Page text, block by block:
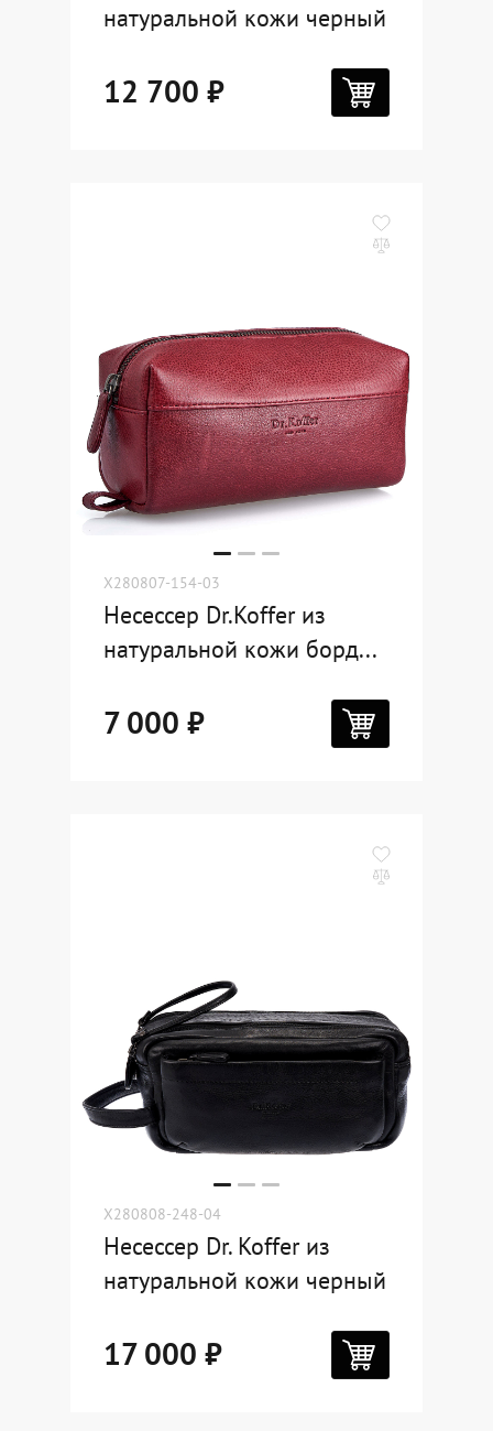
натуральной кожи черный
12 700 ₽
X280807-154-03
Несессер Dr.Koffer из
натуральной кожи борд...
7 000 ₽
X280808-248-04
Несессер Dr. Koffer из
натуральной кожи черный
17 000 ₽